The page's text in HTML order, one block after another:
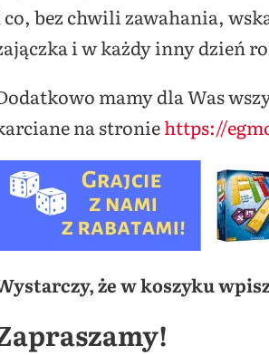
bez chwili zawahania,
i w każdy inny dzień
mamy dla Was
na stroniehttps://
że w koszyku
praszamy!